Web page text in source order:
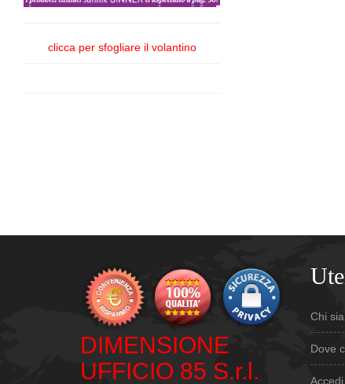
clicca per sfogliare il volantino
DIMENSIONE
UFFICIO 85 S.r.l.
Chi
Dove
Accedi